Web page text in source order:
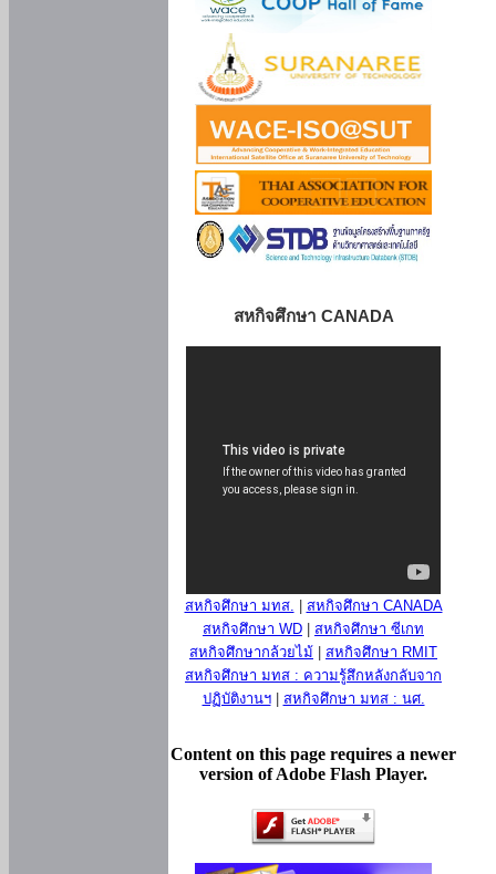
สหกิจศึกษา CANADA
สหกิจศึกษา มทส.
สหกิจศึกษา CANADA
สหกิจศึกษา WD
สหกิจศึกษา ซีเกท
สหกิจศึกษากล้วยไม้
สหกิจศึกษา RMIT
สหกิจศึกษา มทส : ความรู้สึกหลังกลับจาก
ปฏิบัติงานฯ| สหกิจศึกษา มทส : นศ.
Content on this page requires a newer
version of Adobe Flash Player.